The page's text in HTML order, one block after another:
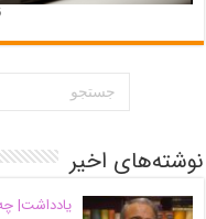
نوشته‌های اخیر
یادداشت|